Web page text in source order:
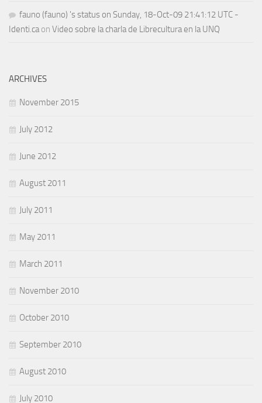
fauno (fauno) 's status on Sunday, 18-Oct-09 21:41:12 UTC -
Identi.caon Video sobre la charla de Librecultura en la UNQ
ARCHIVES
November 2015
July 2012
June 2012
August 2011
July 2011
May 2011
March 2011
November 2010
October 2010
September 2010
August 2010
July 2010